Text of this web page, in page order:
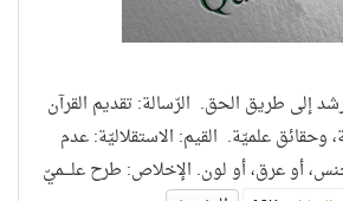
إلى طريق الحق. الرّسالة: تقديم القرآن
وحقائق علميّة. القيم: الاستقلاليّة: عدم
أو عرق، أو لون. الإخلاص: طرح علـــميّ